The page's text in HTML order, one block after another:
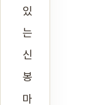
있
는
신
봉
마